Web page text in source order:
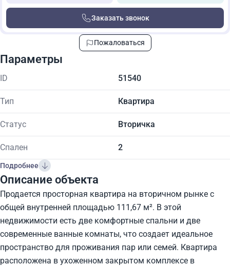
Заказать звонок
Пожаловаться
Параметры
ID 51540
Тип Квартира
Статус Вторичка
Спален 2
Подробнее
Описание объекта
Продается просторная квартира на вторичном рынке с
общей внутренней площадью 111,67 м². В этой
недвижимости есть две комфортные спальни и две
современные ванные комнаты, что создает идеальное
пространство для проживания пар или семей. Квартира
расположена в ухоженном закрытом комплексе в